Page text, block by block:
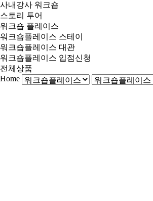
사내강사 워크숍
스토리 투어
워크숍 플레이스
워크숍플레이스 스테이
워크숍플레이스 대관
워크숍플레이스 입점신청
전체상품
Home